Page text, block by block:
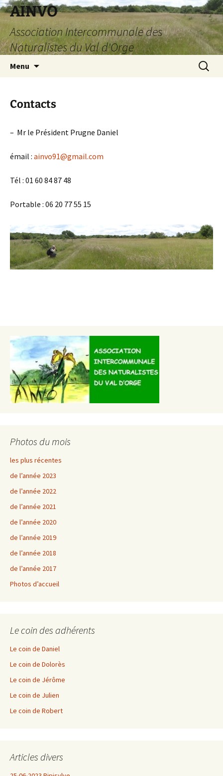
AINVO
Association Intercommunale des
Naturalistes du Val d'Orge
Menu
Contacts
– Mr le Président Prugne Daniel
émail : ainvo91@gmail.com
Tél : 01 60 84 87 48
Portable : 06 20 77 55 15
Photos du mois
les plus récentes
de l’année 2023
de l’année 2022
de l’année 2021
de l’année 2020
de l’année 2019
de l’année 2018
de l’année 2017
Photos d’accueil
Le coin des adhérents
Le coin de Daniel
Le coin de Dolorès
Le coin de Jérôme
Le coin de Julien
Le coin de Robert
Articles divers